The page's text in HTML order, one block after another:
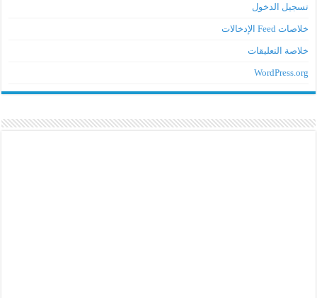
تسجيل الدخول
خلاصات Feed الإدخالات
خلاصة التعليقات
WordPress.org